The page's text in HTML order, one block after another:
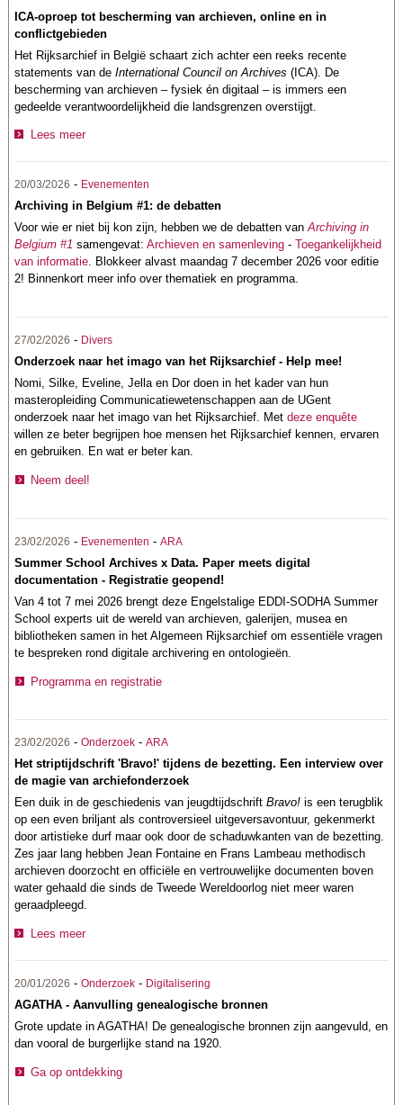
ICA-oproep tot bescherming van archieven, online en in
conflictgebieden
Het Rijksarchief in België schaart zich achter een reeks recente
statements van deInternational Council on Archives (ICA). De
bescherming van archieven – fysiek én digitaal – is immers een
gedeelde verantwoordelijkheid die landsgrenzen overstijgt.
Lees meer
20/03/2026 - Evenementen
Archiving in Belgium #1: de debatten
Voor wie er niet bij kon zijn, hebben we de debatten vanArchiving in
Belgium #1 samengevat:Archieven en samenleving -Toegankelijkheid
van informatie. Blokkeer alvast maandag 7 december 2026 voor editie
2! Binnenkort meer info over thematiek en programma.
27/02/2026 - Divers
Onderzoek naar het imago van het Rijksarchief - Help mee!
Nomi, Silke, Eveline, Jella en Dor doen in het kader van hun
masteropleiding Communicatiewetenschappen aan de UGent
onderzoek naar het imago van het Rijksarchief. Metdeze enquête
willen ze beter begrijpen hoe mensen het Rijksarchief kennen, ervaren
en gebruiken. En wat er beter kan.
Neem deel!
23/02/2026 - Evenementen -ARA
Summer School Archives x Data. Paper meets digital
documentation - Registratie geopend!
Van 4 tot 7 mei 2026 brengt deze Engelstalige EDDI-SODHA Summer
School experts uit de wereld van archieven, galerijen, musea en
bibliotheken samen in het Algemeen Rijksarchief om essentiële vragen
te bespreken rond digitale archivering en ontologieën.
Programma en registratie
23/02/2026 -Onderzoek -ARA
Het striptijdschrift 'Bravo!' tijdens de bezetting. Een interview over
de magie van archiefonderzoek
Een duik in de geschiedenis van jeugdtijdschriftBravo! is een terugblik
op een even briljant als controversieel uitgeversavontuur, gekenmerkt
door artistieke durf maar ook door de schaduwkanten van de bezetting.
Zes jaar lang hebben Jean Fontaine en Frans Lambeau methodisch
archieven doorzocht en officiële en vertrouwelijke documenten boven
water gehaald die sinds de Tweede Wereldoorlog niet meer waren
geraadpleegd.
Lees meer
20/01/2026 -Onderzoek - Digitalisering
AGATHA - Aanvulling genealogische bronnen
Grote update in AGATHA! De genealogische bronnen zijn aangevuld, en
dan vooral de burgerlijke stand na 1920.
Ga op ontdekking